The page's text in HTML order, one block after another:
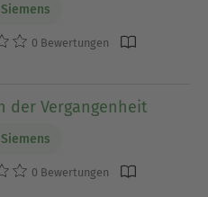
0 Bewertungen
der Vergangenheit
0 Bewertungen